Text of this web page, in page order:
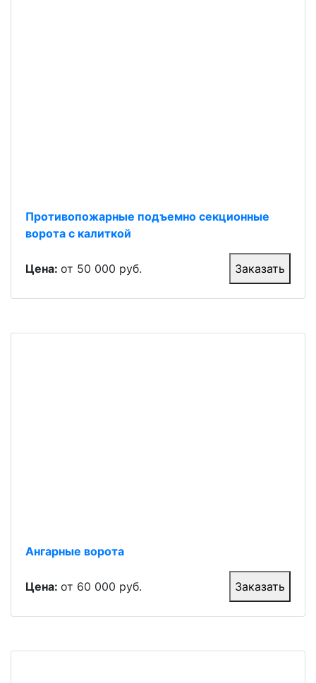
Противопожарные подъемно секционные
ворота с калиткой
Цена: от 50 000 руб. Заказать
Ангарные ворота
Цена: от 60 000 руб. Заказать